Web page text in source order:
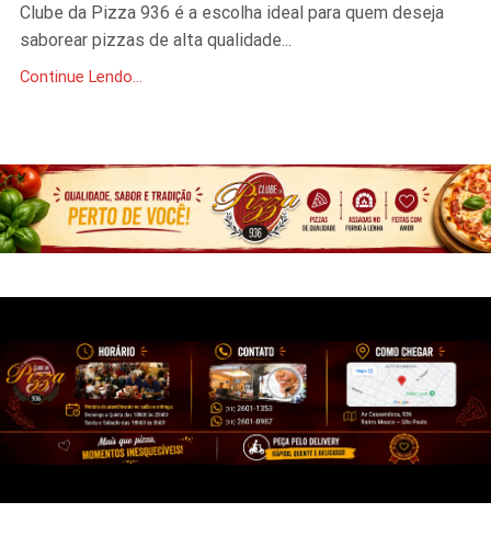
Clube da Pizza 936 é a escolha ideal para quem deseja
saborear pizzas de alta qualidade...
Continue Lendo...